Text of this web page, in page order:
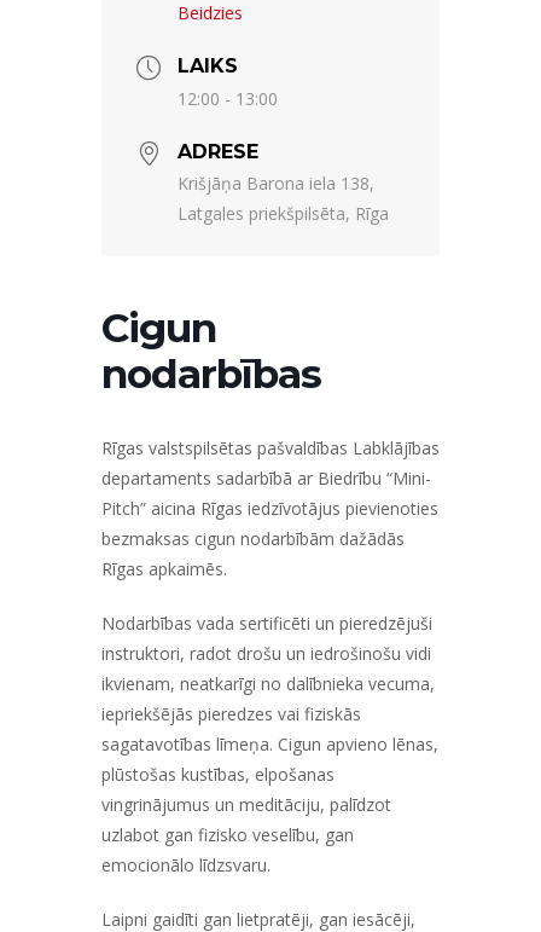
Beidzies
LAIKS
12:00 - 13:00
ADRESE
Krišjāņa Barona iela 138,
Latgales priekšpilsēta, Rīga
Cigun
nodarbības
Rīgas valstspilsētas pašvaldības Labklājības
departaments sadarbībā ar Biedrību “Mini-
Pitch” aicina Rīgas iedzīvotājus pievienoties
bezmaksas cigun nodarbībām dažādās
Rīgas apkaimēs.
Nodarbības vada sertificēti un pieredzējuši
instruktori, radot drošu un iedrošinošu vidi
ikvienam, neatkarīgi no dalībnieka vecuma,
iepriekšējās pieredzes vai fiziskās
sagatavotības līmeņa. Cigun apvieno lēnas,
plūstošas kustības, elpošanas
vingrinājumus un meditāciju, palīdzot
uzlabot gan fizisko veselību, gan
emocionālo līdzsvaru.
Laipni gaidīti gan lietpratēji, gan iesācēji,